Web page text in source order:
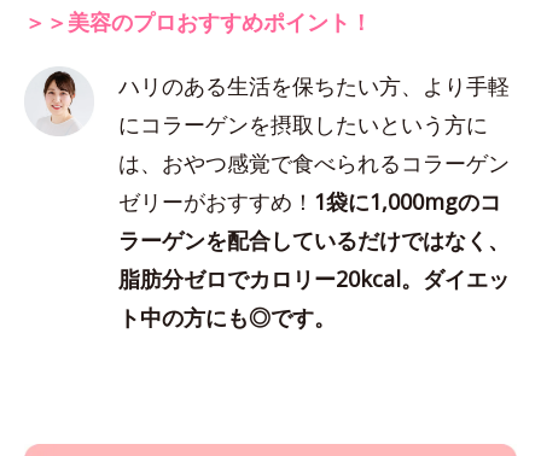
＞＞美容のプロおすすめポイント！
ハリのある生活を保ちたい方、より手軽
にコラーゲンを摂取したいという方に
は、おやつ感覚で食べられるコラーゲン
ゼリーがおすすめ！ 1袋に1,000mgのコ
ラーゲンを配合しているだけではなく、
脂肪分ゼロでカロリー20kcal。ダイエッ
ト中の方にも◎です。